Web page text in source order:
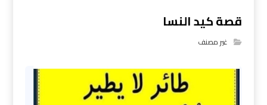
قصة كيد النسا
غير مصنف